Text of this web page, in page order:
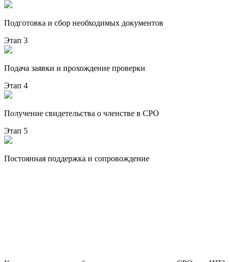
Подготовка и сбор необходимых документов
Этап 3
Подача заявки и прохождение проверки
Этап 4
Получение свидетельства о членстве в СРО
Этап 5
Постоянная поддержка и сопровождение